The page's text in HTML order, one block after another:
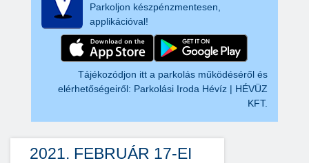
Parkoljon készpénzmentesen,
applikációval!
Tájékozódjon itt a parkolás működéséről és
elérhetőségeiről: Parkolási Iroda Hévíz | HÉVÜZ
KFT.
2021. FEBRUÁR 17-EI